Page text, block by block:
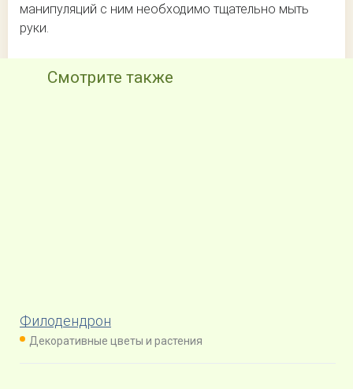
манипуляций с ним необходимо тщательно мыть
руки.
Смотрите также
Филодендрон
Декоративные цветы и растения